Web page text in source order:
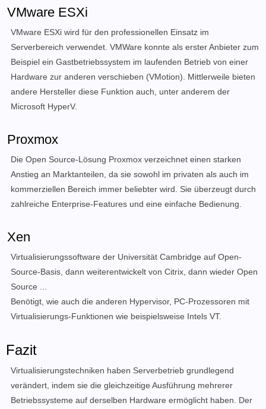
VMware ESXi
VMware ESXi wird für den professionellen Einsatz im
Serverbereich verwendet. VMWare konnte als erster Anbieter zum
Beispiel ein Gastbetriebssystem im laufenden Betrieb von einer
Hardware zur anderen verschieben (VMotion). Mittlerweile bieten
andere Hersteller diese Funktion auch, unter anderem der
Microsoft HyperV.
Proxmox
Die Open Source-Lösung Proxmox verzeichnet einen starken
Anstieg an Marktanteilen, da sie sowohl im privaten als auch im
kommerziellen Bereich immer beliebter wird. Sie überzeugt durch
zahlreiche Enterprise-Features und eine einfache Bedienung.
Xen
Virtualisierungssoftware der Universität Cambridge auf Open-
Source-Basis, dann weiterentwickelt von Citrix, dann wieder Open
Source ...
Benötigt, wie auch die anderen Hypervisor, PC-Prozessoren mit
Virtualisierungs-Funktionen wie beispielsweise Intels VT.
Fazit
Virtualisierungstechniken haben Serverbetrieb grundlegend
verändert, indem sie die gleichzeitige Ausführung mehrerer
Betriebssysteme auf derselben Hardware ermöglicht haben. Der